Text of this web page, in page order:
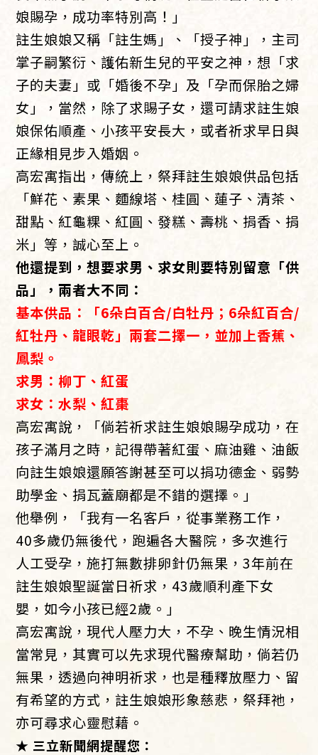
娘賜孕，成功率特別高！」
註生娘娘又稱「註生媽」、「授子神」，主司
掌子嗣繁衍、護佑新生兒的平安之神，想「求
子的夫妻」或「婚後不孕」及「孕而保胎之婦
女」，當然，除了求賜子女，還可請求註生娘
娘保佑順產、小孩平安長大，或者祈求早日與
正緣相見步入婚姻。
高宏寓指出，傳統上，祭拜註生娘娘供品包括
「鮮花、素果、麵線塔、桂圓、蓮子、清茶、
甜點、紅龜粿、紅圓、發糕、壽桃、捐香、捐
米」等，誠心至上。
他還提到，想要求男、求女則要特別留意「供
品」，兩者大不同：
基本供品：「6朵白百合/白牡丹；6朵紅百合/
紅牡丹、龍眼乾」兩套二擇一，並加上香蕉、
鳳梨。
求男：柳丁、紅蛋
求女：水梨、紅棗
高宏寓說，「倘若祈求註生娘娘賜孕成功，在
孩子滿月之時，記得帶著紅蛋、麻油雞、油飯
向註生娘娘還願答謝甚至可以捐功德金、弱勢
助學金、捐瓦蓋廟都是不錯的選擇。」
他舉例，「我有一名客戶，從事業務工作，
40多歲仍無後代，跑遍各大醫院，多次進行
人工受孕，施打無數排卵針仍無果，3年前在
註生娘娘聖誕當日祈求，43歲順利產下女
嬰，如今小孩已經2歲。」
高宏寓說，現代人壓力大，不孕、晚生情況相
當常見，其實可以先求現代醫療幫助，倘若仍
無果，透過向神明祈求，也是種釋放壓力、留
有希望的方式，註生娘娘形象慈悲，祭拜祂，
亦可尋求心靈慰藉。
★ 三立新聞網提醒您：